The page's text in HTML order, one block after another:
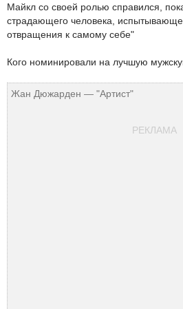
Майкл со своей ролью справился,
страдающего человека,
отвращения к самому себе"
Кого номинировали на лучшую
Жан Дюжарден — "Артист"
РЕКЛАМА